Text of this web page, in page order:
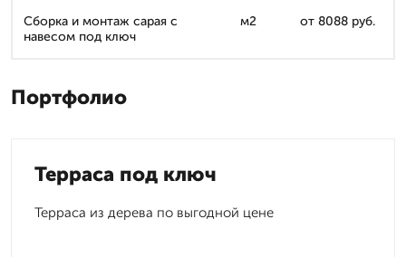
Сборка и монтаж сарая с
навесом под ключ
м2 от 8088 руб.
Портфолио
Терраса под ключ
Терраса из дерева по выгодной цене